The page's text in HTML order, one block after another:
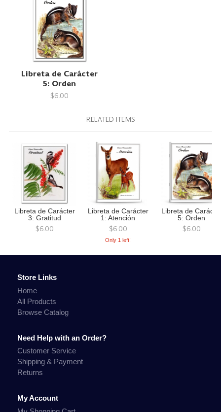
Libreta de Carácter
5: Orden
$6.00
RELATED ITEMS
Libreta de Carácter
3: Gratitud
$6.00
Libreta de Carácter
1: Atención
$6.00
Only 1 left!
Libreta de
5: Orden
$6.00
Store Links
Home
All Products
Browse Catalog
Need Help with an Order?
Customer Service
Shipping & Payment
Returns
My Account